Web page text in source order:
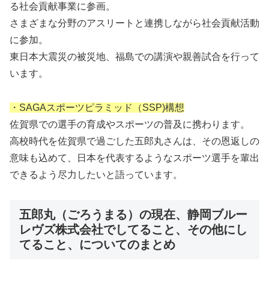
る社会貢献事業に参画。
さまざまな分野のアスリートと連携しながら社会貢献活動
に参加。
東日本大震災の被災地、福島での講演や親善試合を行って
います。
・SAGAスポーツピラミッド（SSP)構想
佐賀県での選手の育成やスポーツの普及に携わります。
高校時代を佐賀県で過ごした五郎丸さんは、その恩返しの
意味も込めて、日本を代表するようなスポーツ選手を輩出
できるよう尽力したいと語っています。
五郎丸（ごろうまる）の現在、静岡ブルー
レヴズ株式会社でしてること、その他にし
てること、についてのまとめ